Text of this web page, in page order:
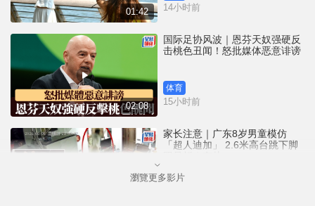
01:42 14小时前
02:08
国际足协风波｜恩芬天奴强硬反
击桃色丑闻！怒批媒体恶意诽谤
体育
15小时前
家长注意｜广东8岁男童模仿
「超人迪加」 2.6米高台跳下脚
中国
瀏覽更多影片